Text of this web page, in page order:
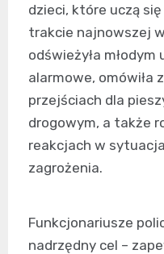
dzieci, które uczą
trakcie najnowszej
odświeżyła
alarmowe, omówiła
przejściach dla
drogowym, a także
reakcjach w
zagrożenia.
Funkcjonariusze
nadrzędny cel –